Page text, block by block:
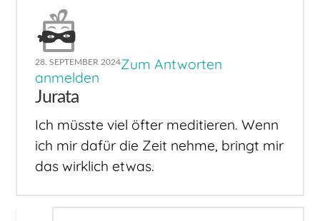
28. SEPTEMBER 2024Zum Antworten
anmelden
Jurata
Ich müsste viel öfter meditieren. Wenn
ich mir dafür die Zeit nehme, bringt mir
das wirklich etwas.